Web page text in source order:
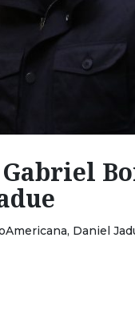
Daniel